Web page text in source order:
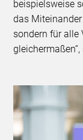
beispielsweise
das
sondern für alle